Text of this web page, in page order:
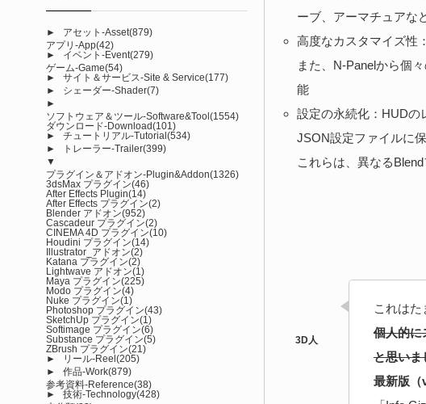
ーブ、アーマチュアな
高度なカスタマイズ性
また、N-Panelから個
能
設定の永続化：HUDの
JSON設定ファイルに
これらは、異なる
これはた
個人的に
と思いま
最新版（
► アセット-Asset(879)
アプリ-App(42)
►
イベント-Event(279)
ゲーム-Game(54)
►
サイト＆サービス-Site & Service(177)
►
シェーダー-Shader(7)
►
ソフトウェア＆ツール-Software&Tool(1554)
ダウンロード-Download(101)
►
チュートリアル-Tutorial(534)
►
トレーラー-Trailer(399)
▼
プラグイン＆アドオン-Plugin&Addon(1326)
3dsMax プラグイン(46)
After Effects Plugin(14)
After Effects プラグイン(2)
Blender アドオン(952)
Cascadeur プラグイン(2)
CINEMA 4D プラグイン(10)
Houdini プラグイン(14)
Illustrator_アドオン(2)
Katana プラグイン(2)
Lightwave アドオン(1)
Maya プラグイン(225)
Modo プラグイン(4)
Nuke プラグイン(1)
Photoshop プラグイン(43)
SketchUp プラグイン(1)
Softimage プラグイン(6)
Substance プラグイン(5)
ZBrush プラグイン(21)
►
リール-Reel(205)
►
作品-Work(879)
参考資料-Reference(38)
►
技術-Technology(428)